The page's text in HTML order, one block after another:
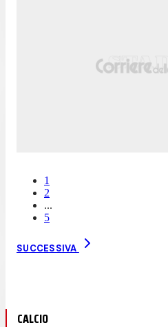
1
2
...
5
SUCCESSIVA
CALCIO